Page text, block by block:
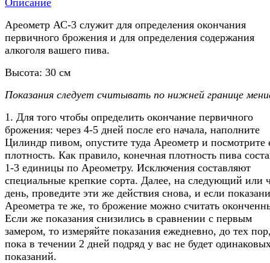
Ареометр АС-3 служит для определения окончания
первичного брожения и для определения содержания
алкоголя вашего пива.
Высота: 30 см
Показания следует считывать по нижней границе
1. Для того чтобы определить окончание первичного
брожения: через 4-5 дней после его начала, наполните
Цилиндр пивом, опустите туда Ареометр и посмотрите
плотность. Как правило, конечная плотность пива
1-3 единицы по Ареометру. Исключения составляют
специальные крепкие сорта. Далее, на следующий или
день, проведите эти же действия снова, и если
Ареометра те же, то брожение можно считать
Если же показания снизились в сравнении с первым
замером, то измеряйте показания ежедневно, до тех
пока в течении 2 дней подряд у вас не будет
показаний.